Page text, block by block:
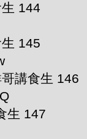
144
145
講食生 146
生 147